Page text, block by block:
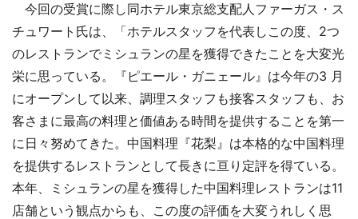
今回の受賞に際し同ホテル東京総支配人ファーガス・ス
チュワート氏は、「ホテルスタッフを代表しこの度、2つ
のレストランでミシュランの星を獲得できたことを大変光
栄に思っている。『ピエール・ガニェール』は今年の3 月
にオープンして以来、調理スタッフも接客スタッフも、お
客さまに最高の料理と価値ある時間を提供することを第一
に日々努めてきた。中国料理『花梨』は本格的な中国料理
を提供するレストランとして長きに亘り定評を得ている。
本年、ミシュランの星を獲得した中国料理レストランは11
店舗という観点からも、この度の評価を大変うれしく思